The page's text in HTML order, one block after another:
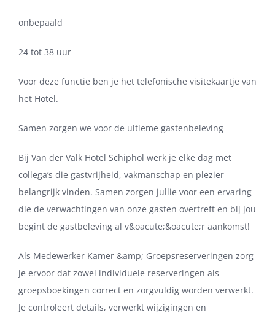
onbepaald
24 tot 38 uur
Voor deze functie ben je het telefonische visitekaartje van
het Hotel.
Samen zorgen we voor de ultieme gastenbeleving
Bij Van der Valk Hotel Schiphol werk je elke dag met
collega’s die gastvrijheid, vakmanschap en plezier
belangrijk vinden. Samen zorgen jullie voor een ervaring
die de verwachtingen van onze gasten overtreft en bij jou
begint de gastbeleving al v&oacute;&oacute;r aankomst!
Als Medewerker Kamer &amp; Groepsreserveringen zorg
je ervoor dat zowel individuele reserveringen als
groepsboekingen correct en zorgvuldig worden verwerkt.
Je controleert details, verwerkt wijzigingen en